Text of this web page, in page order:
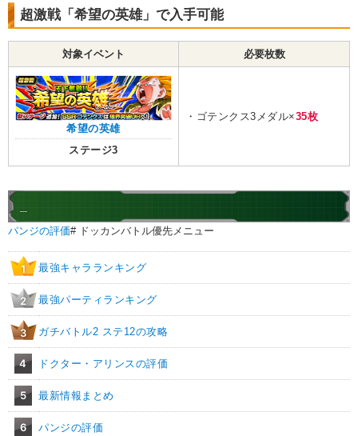
超激戦「希望の英雄」で入手可能
対象イベント 必要枚数
希望の英雄
ステージ3
・ゴテンクス3メダル×35枚
パンジの評価# ドッカンバトル優先メニュー
1 最強キャラランキング
2 最強パーティランキング
3 ガチバトル2 ステ12の攻略
4 ドクター・アリンスの評価
5 最新情報まとめ
6 パンジの評価